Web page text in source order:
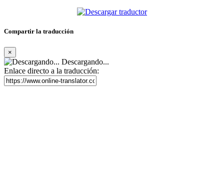
Compartir la traducción
×
Descargando...
Enlace directo a la traducción: